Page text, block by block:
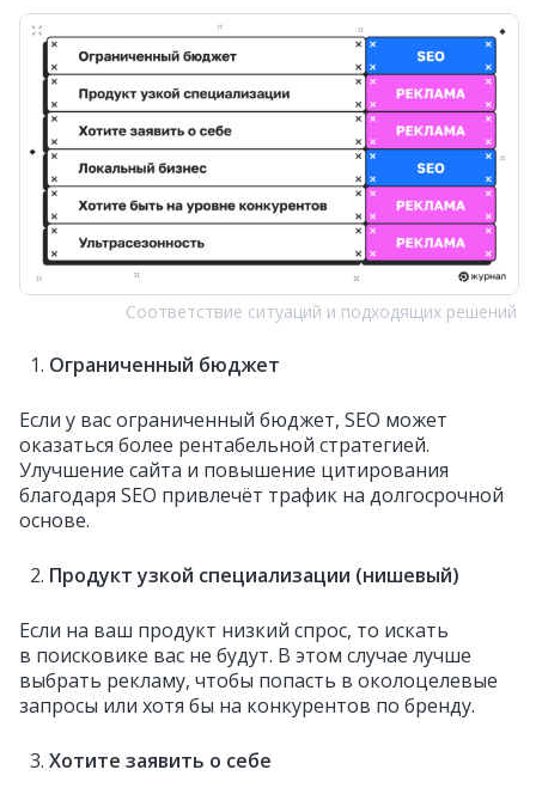
Соответствие ситуаций и подходящих решений
Ограниченный бюджет
Если у вас ограниченный бюджет, SEO может
оказаться более рентабельной стратегией.
Улучшение сайта и повышение цитирования
благодаря SEO привлечёт трафик на долгосрочной
основе.
Продукт узкой специализации (нишевый)
Если на ваш продукт низкий спрос, то искать
в поисковике вас не будут. В этом случае лучше
выбрать рекламу, чтобы попасть в околоцелевые
запросы или хотя бы на конкурентов по бренду.
Хотите заявить о себе